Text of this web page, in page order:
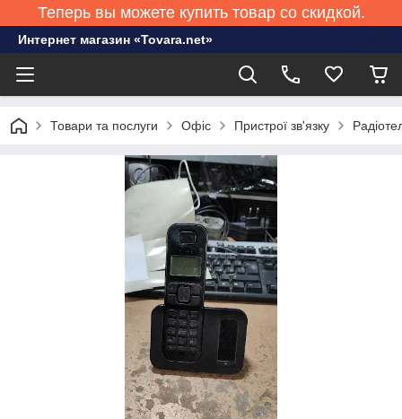
Теперь вы можете купить товар со скидкой.
Интернет магазин «Tovara.net»
Товари та послуги Офіс Пристрої зв'язку